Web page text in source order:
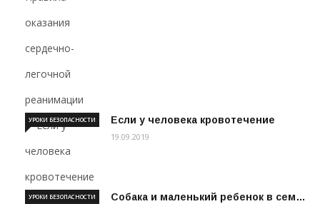
Если у человека кровотечение
УРОКИ БЕЗОПАСНОСТИ
19.09.2019
Собака и маленький ребенок в сем…
УРОКИ БЕЗОПАСНОСТИ